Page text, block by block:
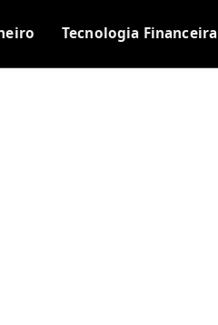
Tecnologia Financeira